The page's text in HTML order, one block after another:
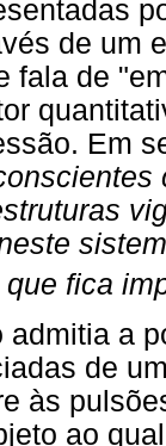
de um
fala de
Em
fica
admitia a
de
às
ao